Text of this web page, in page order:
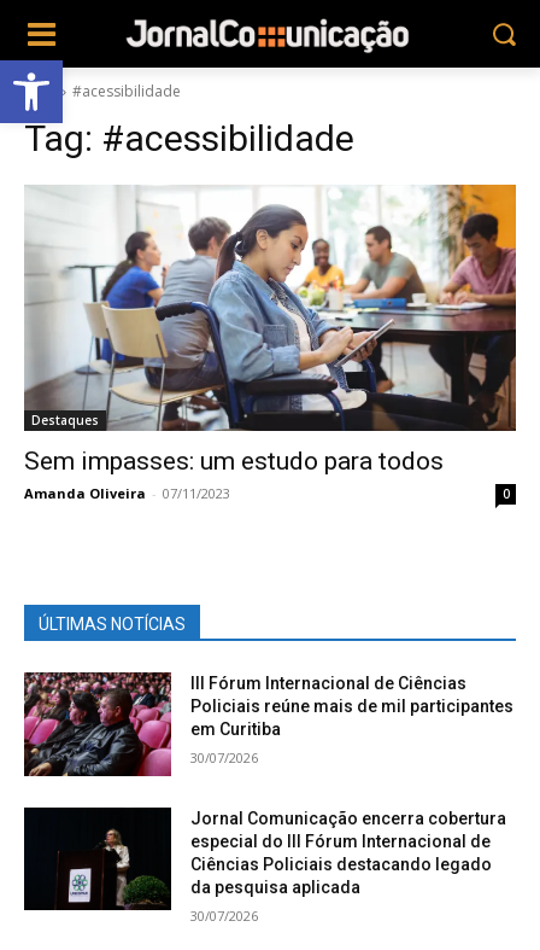
Abrir a barra de ferramentas
Tags #acessibilidade
Tag: #acessibilidade
Destaques
Sem impasses: um estudo para todos
Amanda Oliveira - 07/11/2023 0
ÚLTIMAS NOTÍCIAS
III Fórum Internacional de Ciências
Policiais reúne mais de mil participantes
em Curitiba
30/07/2026
Jornal Comunicação encerra cobertura
especial do III Fórum Internacional de
Ciências Policiais destacando legado
da pesquisa aplicada
30/07/2026